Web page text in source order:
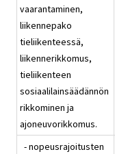
vaarantaminen,
liikennepako
tieliikenteessä,
liikennerikkomus,
tieliikenteen
sosiaalilainsäädännön
rikkominen ja
ajoneuvorikkomus.
- nopeusrajoitusten